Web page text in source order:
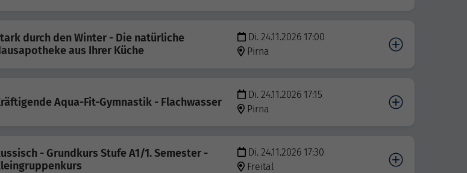
durch den Winter - Die natürliche
aus Ihrer Küche
Di. 24.11.2026 17:00
Pirna
Aqua-Fit-Gymnastik - Flachwasser
Di. 24.11.2026 17:15
Pirna
- Grundkurs Stufe A1/1. Semester -
Di. 24.11.2026 17:30
Freital